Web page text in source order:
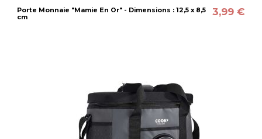
Porte Monnaie "Mamie En Or" - Dimensions : 12,5 x 8,5
cm
3,99 €